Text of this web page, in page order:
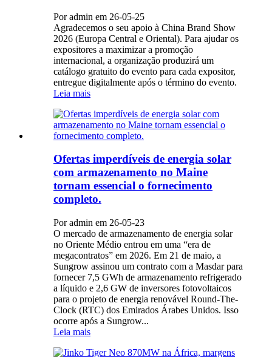
Por admin em 26-05-25
Agradecemos o seu apoio à China Brand Show
2026 (Europa Central e Oriental). Para ajudar os
expositores a maximizar a promoção
internacional, a organização produzirá um
catálogo gratuito do evento para cada expositor,
entregue digitalmente após o término do evento.
Leia mais
Ofertas imperdíveis de energia solar
com armazenamento no Maine
tornam essencial o fornecimento
completo.
Por admin em 26-05-23
O mercado de armazenamento de energia solar
no Oriente Médio entrou em uma “era de
megacontratos” em 2026. Em 21 de maio, a
Sungrow assinou um contrato com a Masdar para
fornecer 7,5 GWh de armazenamento refrigerado
a líquido e 2,6 GW de inversores fotovoltaicos
para o projeto de energia renovável Round-The-
Clock (RTC) dos Emirados Árabes Unidos. Isso
ocorre após a Sungrow...
Leia mais